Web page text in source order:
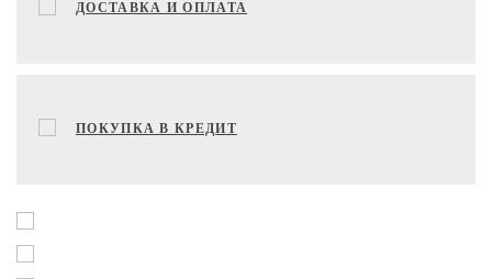
ДОСТАВКА И ОПЛАТА
ПОКУПКА В КРЕДИТ